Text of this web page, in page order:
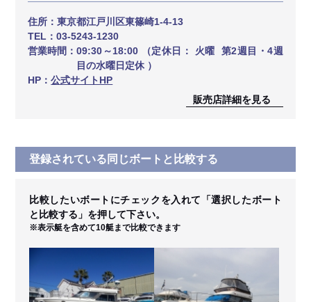
住所：東京都江戸川区東篠崎1-4-13
TEL：03-5243-1230
営業時間：09:30～18:00 （定休日： 火曜 第2週目・4週
目の水曜日定休 ）
HP：公式サイトHP
販売店詳細を見る
登録されている同じボートと比較する
比較したいボートにチェックを入れて「選択したボート
と比較する」を押して下さい。
※表示艇を含めて10艇まで比較できます